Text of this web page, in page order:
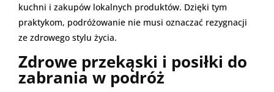
kuchni i zakupów lokalnych produktów. Dzięki tym
praktykom, podróżowanie nie musi oznaczać rezygnacji
ze zdrowego stylu życia.
Zdrowe przekąski i posiłki do
zabrania w podróż